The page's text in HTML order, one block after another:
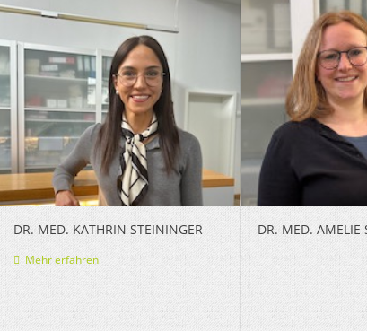
DR. MED. KATHRIN STEININGER
Mehr erfahren
DR. MED. AMELIE